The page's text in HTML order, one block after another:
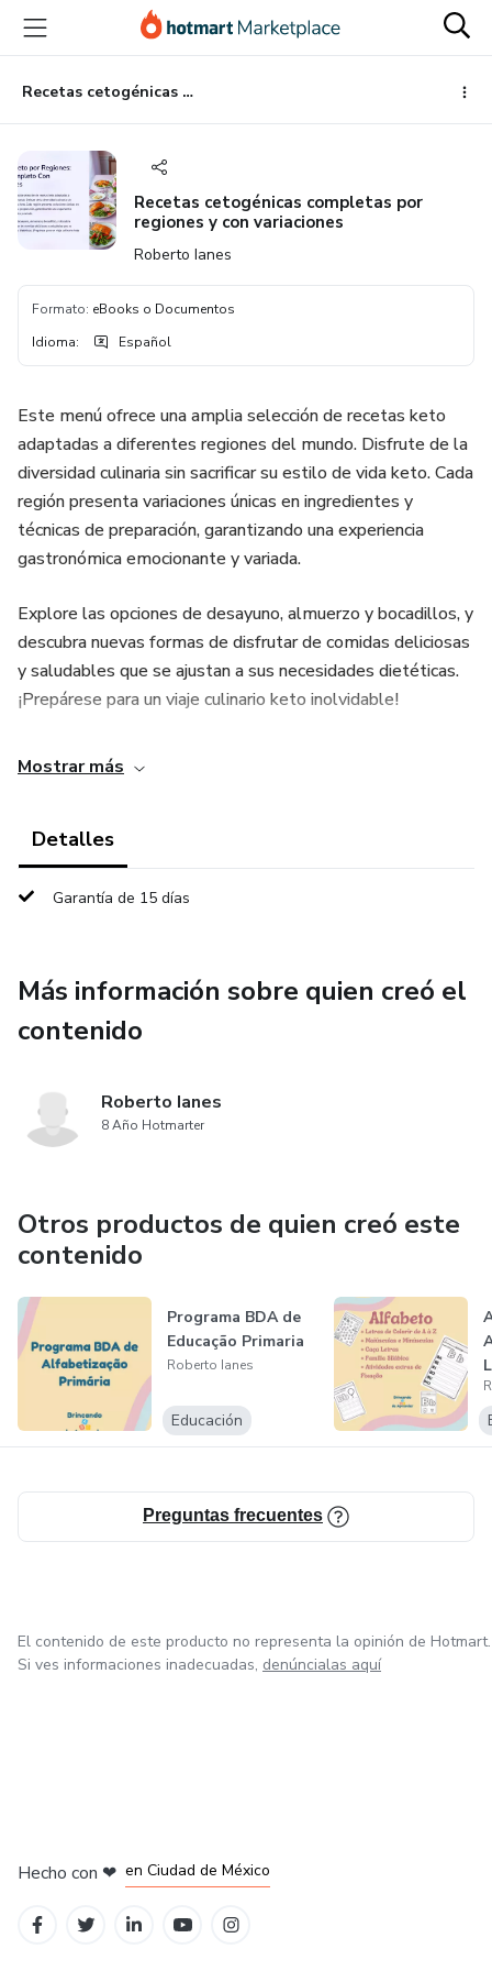
principal
página
de
página
Recetas cetogénicas completas por regiones y con variaciones
Recetas cetogénicas completas por
regiones y con variaciones
Roberto Ianes
Formato: eBooks o Documentos
Idioma: Español
Este menú ofrece una amplia selección de recetas keto
adaptadas a diferentes regiones del mundo. Disfrute de la
diversidad culinaria sin sacrificar su estilo de vida keto. Cada
región presenta variaciones únicas en ingredientes y
técnicas de preparación, garantizando una experiencia
gastronómica emocionante y variada.
Explore las opciones de desayuno, almuerzo y bocadillos, y
descubra nuevas formas de disfrutar de comidas deliciosas
y saludables que se ajustan a sus necesidades dietéticas.
¡Prepárese para un viaje culinario keto inolvidable!
Mostrar más
Detalles
Garantía de 15 días
Más información sobre quien creó el
contenido
Roberto Ianes
8 Año Hotmarter
Otros productos de quien creó este
contenido
Programa BDA de
Educação Primaria
Roberto Ianes
Educación
Preguntas frecuentes
El contenido de este producto no representa la opinión de Hotmart.
Si ves informaciones inadecuadas, denúncialas aquí
Hecho con ❤ en Ciudad de México